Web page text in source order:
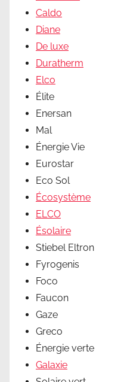
Caldo
Diane
De luxe
Duratherm
Elco
Élite
Enersan
Mal
Énergie Vie
Eurostar
Eco Sol
Écosystème
ELCO
Ésolaire
Stiebel Eltron
Fyrogenis
Foco
Faucon
Gaze
Greco
Énergie verte
Galaxie